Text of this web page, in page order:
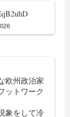
欧州政治家
ットワーク
象をして冷